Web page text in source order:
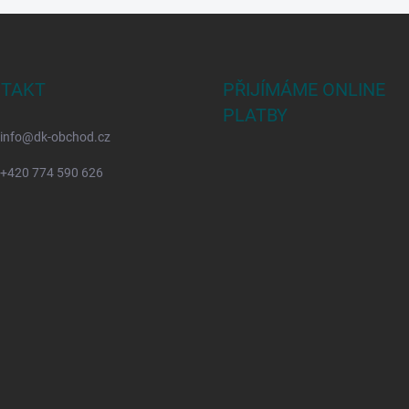
info@dk-obchod.cz
+420 774 590 626
PŘIJÍMÁME ONLINE
PLATBY